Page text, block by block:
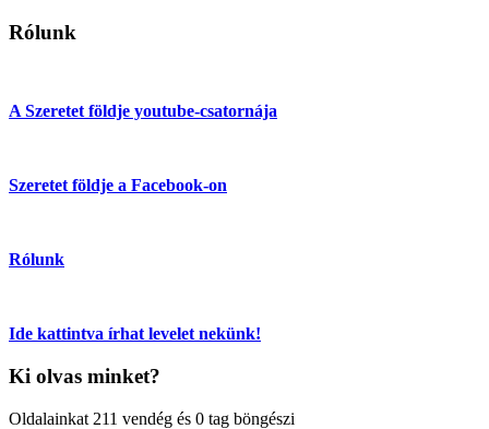
Rólunk
A Szeretet földje youtube-csatornája
Szeretet földje a Facebook-on
Rólunk
Ide kattintva írhat levelet nekünk!
Ki olvas minket?
Oldalainkat 211 vendég és 0 tag böngészi